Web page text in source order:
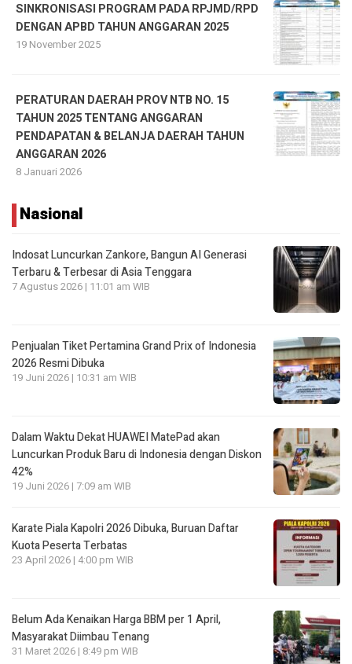
SINKRONISASI PROGRAM PADA RPJMD/RPD
DENGAN APBD TAHUN ANGGARAN 2025
19 November 2025
PERATURAN DAERAH PROV NTB NO. 15
TAHUN 2025 TENTANG ANGGARAN
PENDAPATAN & BELANJA DAERAH TAHUN
ANGGARAN 2026
8 Januari 2026
Nasional
Indosat Luncurkan Zankore, Bangun AI Generasi
Terbaru & Terbesar di Asia Tenggara
7 Agustus 2026 | 11:01 am WIB
Penjualan Tiket Pertamina Grand Prix of Indonesia
2026 Resmi Dibuka
19 Juni 2026 | 10:31 am WIB
Dalam Waktu Dekat HUAWEI MatePad akan
Luncurkan Produk Baru di Indonesia dengan Diskon
42%
19 Juni 2026 | 7:09 am WIB
Karate Piala Kapolri 2026 Dibuka, Buruan Daftar
Kuota Peserta Terbatas
23 April 2026 | 4:00 pm WIB
Belum Ada Kenaikan Harga BBM per 1 April,
Masyarakat Diimbau Tenang
31 Maret 2026 | 8:49 pm WIB